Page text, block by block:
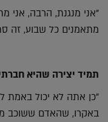
"אני מנגנת, הרבה, אני
מתאמנים כל שבוע, זה
תמיד יצירה שהיא
"כן אתה לא יכול באמת
באקרו, שהאדם ששוכב